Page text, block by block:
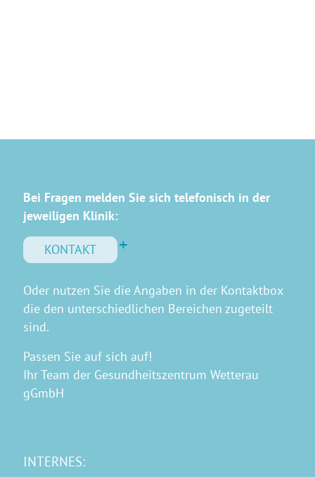
Bei Fragen melden Sie sich telefonisch in der
jeweiligen Klinik:
KONTAKT
Oder nutzen Sie die Angaben in der Kontaktbox
die den unterschiedlichen Bereichen zugeteilt
sind.
Passen Sie auf sich auf!
Ihr Team der Gesundheitszentrum Wetterau
gGmbH
INTERNES: